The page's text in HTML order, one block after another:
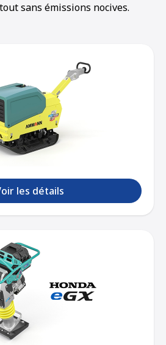
1234
sans émissions nocives.
les détails